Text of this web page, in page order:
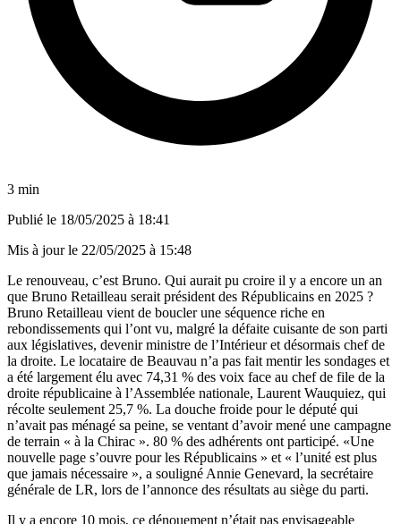
3 min
Publié le 18/05/2025 à 18:41
Mis à jour le 22/05/2025 à 15:48
Le renouveau, c’est Bruno. Qui aurait pu croire il y a encore un an
que Bruno Retailleau serait président des Républicains en 2025 ?
Bruno Retailleau vient de boucler une séquence riche en
rebondissements qui l’ont vu, malgré la défaite cuisante de son parti
aux législatives, devenir ministre de l’Intérieur et désormais chef de
la droite. Le locataire de Beauvau n’a pas fait mentir les sondages et
a été largement élu avec 74,31 % des voix face au chef de file de la
droite républicaine à l’Assemblée nationale, Laurent Wauquiez, qui
récolte seulement 25,7 %. La douche froide pour le député qui
n’avait pas ménagé sa peine, se ventant d’avoir mené une campagne
de terrain « à la Chirac ». 80 % des adhérents ont participé. «Une
nouvelle page s’ouvre pour les Républicains » et « l’unité est plus
que jamais nécessaire », a souligné Annie Genevard, la secrétaire
générale de LR, lors de l’annonce des résultats au siège du parti.
Il y a encore 10 mois, ce dénouement n’était pas envisageable